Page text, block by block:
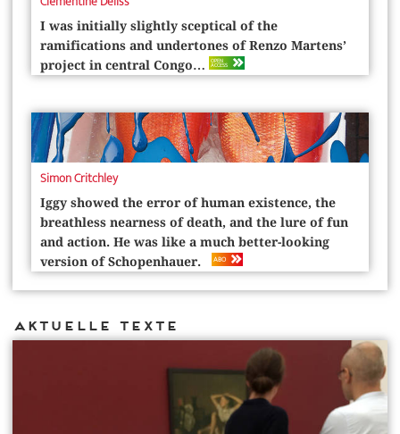
I was initially slightly sceptical of the
ramifications and undertones of Renzo Martens’
project in central Congo…
OPEN
ACCESS
Simon Critchley
Iggy showed the error of human existence, the
breathless nearness of death, and the lure of fun
and action. He was like a much better-looking
version of Schopenhauer.
ABO
Aktuelle Texte